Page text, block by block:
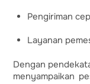
Pengiriman
Layanan
Dengan
menyampaikan